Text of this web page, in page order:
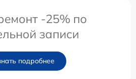
-25% по
записи
подробнее